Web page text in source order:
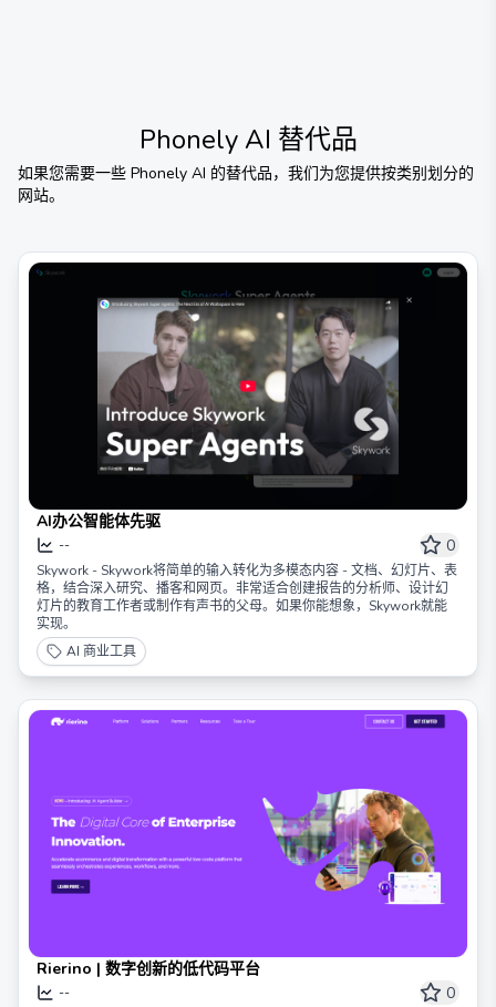
Phonely AI 替代品
如果您需要一些 Phonely AI 的替代品，我们为您提供按类别划分的
网站。
AI办公智能体先驱
-- 0
Skywork - Skywork将简单的输入转化为多模态内容 - 文档、幻灯片、表
格，结合深入研究、播客和网页。非常适合创建报告的分析师、设计幻
灯片的教育工作者或制作有声书的父母。如果你能想象，Skywork就能
实现。
AI 商业工具
Rierino | 数字创新的低代码平台
-- 0